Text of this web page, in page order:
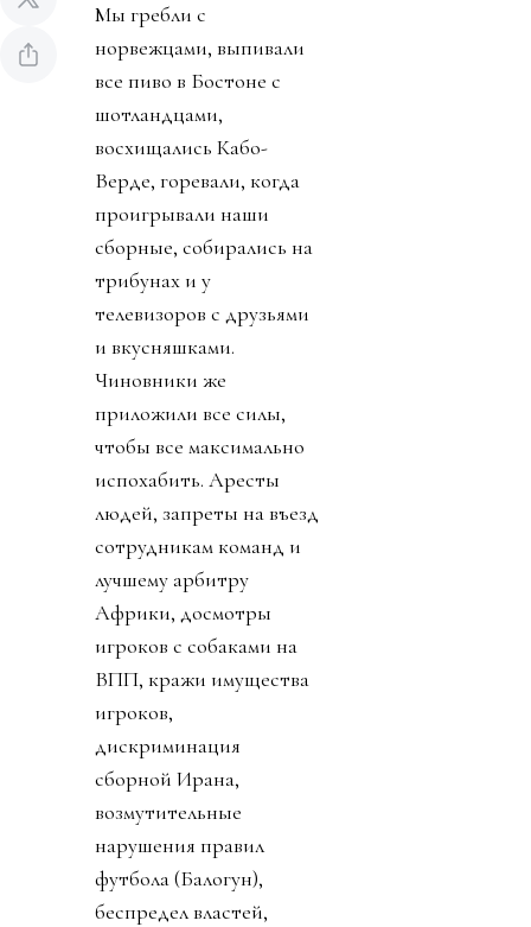
Мы гребли с
норвежцами, выпивали
все пиво в Бостоне с
шотландцами,
восхищались Кабо-
Верде, горевали, когда
проигрывали наши
сборные, собирались на
трибунах и у
телевизоров с друзьями
и вкусняшками.
Чиновники же
приложили все силы,
чтобы все максимально
испохабить. Аресты
людей, запреты на въезд
сотрудникам команд и
лучшему арбитру
Африки, досмотры
игроков с собаками на
ВПП, кражи имущества
игроков,
дискриминация
сборной Ирана,
возмутительные
нарушения правил
футбола (Балогун),
беспредел властей,